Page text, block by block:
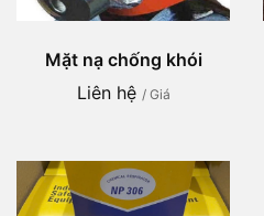
Mặt nạ chống khói
Liên hệ / Giá